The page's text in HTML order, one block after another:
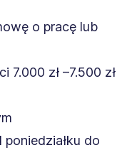
o pracę lub
zł –7.500 zł
do